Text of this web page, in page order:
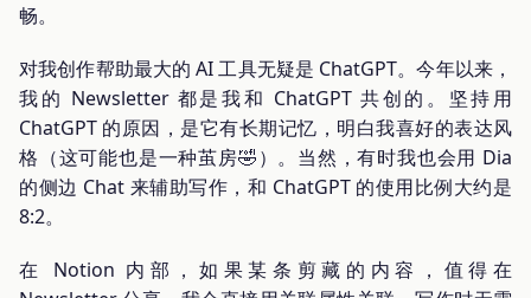
畅。
对我创作帮助最大的 AI 工具无疑是 ChatGPT。今年以来，
我的 Newsletter 都是我和 ChatGPT 共创的。坚持用
ChatGPT 的原因，是它有长期记忆，明白我喜好的表达风
格（这可能也是一种茧房🤣）。当然，有时我也会用 Dia
的侧边 Chat 来辅助写作，和 ChatGPT 的使用比例大约是
8:2。
在 Notion 内部，如果某条剪藏的内容，值得在